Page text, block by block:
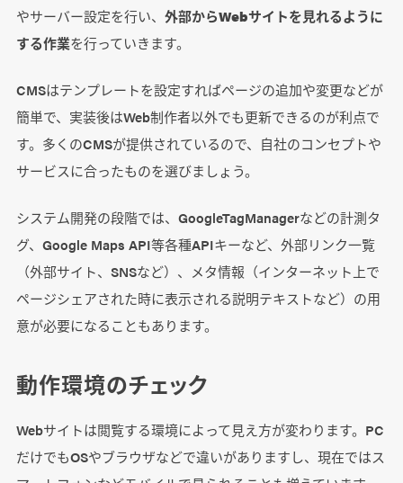
やサーバー設定を行い、 外部からWebサイトを見れるように
する作業を行っていきます。
CMSはテンプレートを設定すればページの追加や変更などが
簡単で、実装後はWeb制作者以外でも更新できるのが利点で
す。多くのCMSが提供されているので、自社のコンセプトや
サービスに合ったものを選びましょう。
システム開発の段階では、GoogleTagManagerなどの計測タ
グ、Google Maps API等各種APIキーなど、外部リンク一覧
（外部サイト、SNSなど）、メタ情報（インターネット上で
ページシェアされた時に表示される説明テキストなど）の用
意が必要になることもあります。
動作環境のチェック
Webサイトは閲覧する環境によって見え方が変わります。PC
だけでもOSやブラウザなどで違いがありますし、現在ではス